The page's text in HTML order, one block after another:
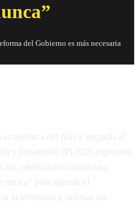
del Gobierno es más necesaria